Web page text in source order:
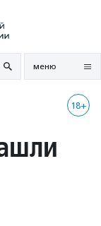
меню
18+